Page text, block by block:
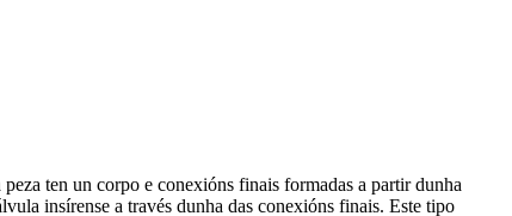
ten un corpo e conexións finais formadas a partir dunha
insírense a través dunha das conexións finais. Este tipo